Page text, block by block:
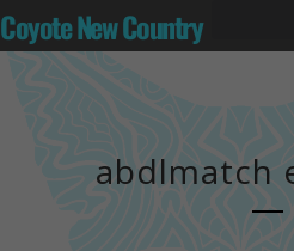
Coyote New Country
abdlmatch